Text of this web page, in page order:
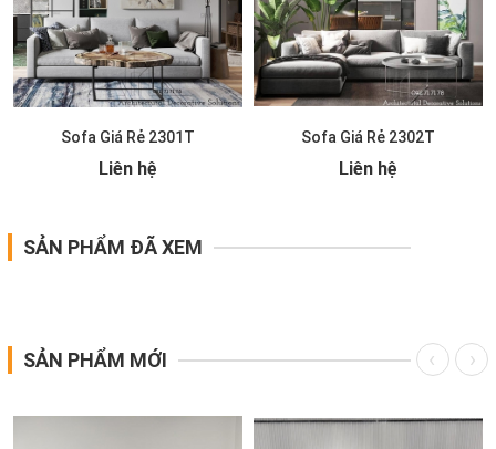
Sofa Giá Rẻ 2301T
Liên hệ
Sofa Giá Rẻ 2302T
Liên hệ
SẢN PHẨM ĐÃ XEM
SẢN PHẨM MỚI